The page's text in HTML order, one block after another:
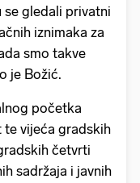
se gledali privatni
iznimaka za
smo takve
je Božić.
početka
te vijeća gradskih
četvrti
sadržaja i javnih